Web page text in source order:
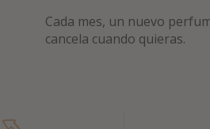
Cada mes, un nuevo
cancela cuando quieras.